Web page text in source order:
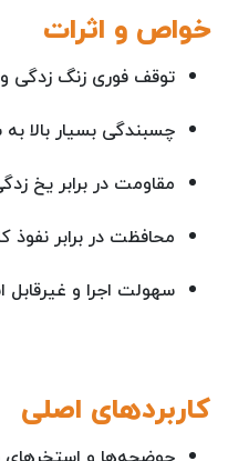
خواص و اثرات
توقف فوری زنگ زدگی
چسبندگی بسیار بالا
مقاومت در برابر یخ
محافظت در برابر نفوذ
سهولت اجرا و غیرقابل
کاربردهای اصلی